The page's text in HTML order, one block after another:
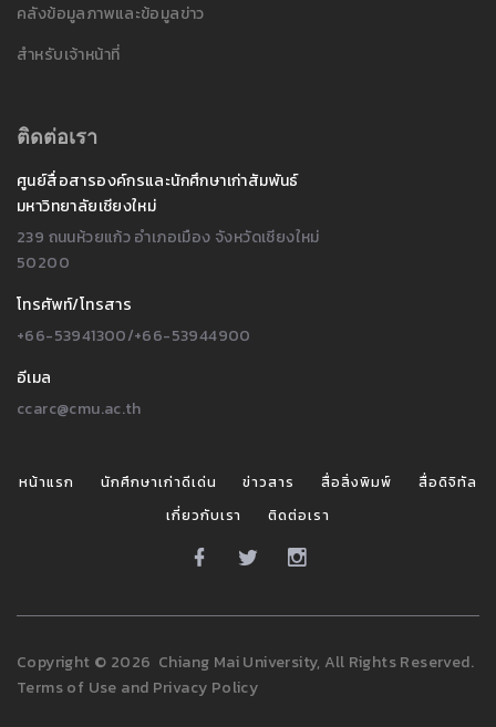
คลังข้อมูลภาพและข้อมูลข่าว
สำหรับเจ้าหน้าที่
ติดต่อเรา
ศูนย์สื่อสารองค์กรและนักศึกษาเก่าสัมพันธ์
มหาวิทยาลัยเชียงใหม่
239 ถนนห้วยแก้ว อำเภอเมือง จังหวัดเชียงใหม่
50200
โทรศัพท์/โทรสาร
+66-53941300/+66-53944900
อีเมล
ccarc@cmu.ac.th
หน้าแรก นักศึกษาเก่าดีเด่น ข่าวสาร สื่อสิ่งพิมพ์
สื่อดิจิทัล
เกี่ยวกับเรา
ติดต่อเรา
Copyright © 2026 Chiang Mai University, All Rights Reserved.
Terms of Use and Privacy Policy